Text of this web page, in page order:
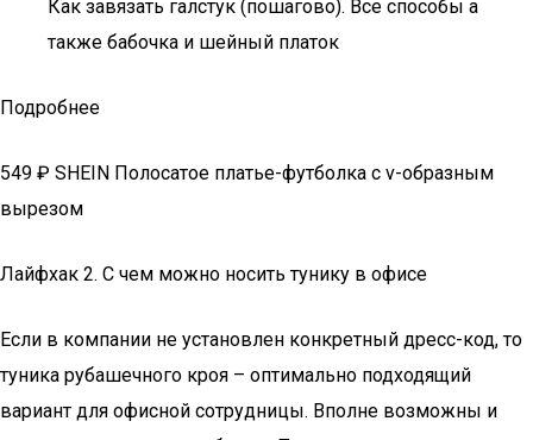
Как завязать галстук (пошагово). Все способы а
также бабочка и шейный платок
Подробнее
549 ₽ SHEIN Полосатое платье-футболка с v-образным
вырезом
Лайфхак 2. С чем можно носить тунику в офисе
Если в компании не установлен конкретный дресс-код, то
туника рубашечного кроя – оптимально подходящий
вариант для офисной сотрудницы. Вполне возможны и